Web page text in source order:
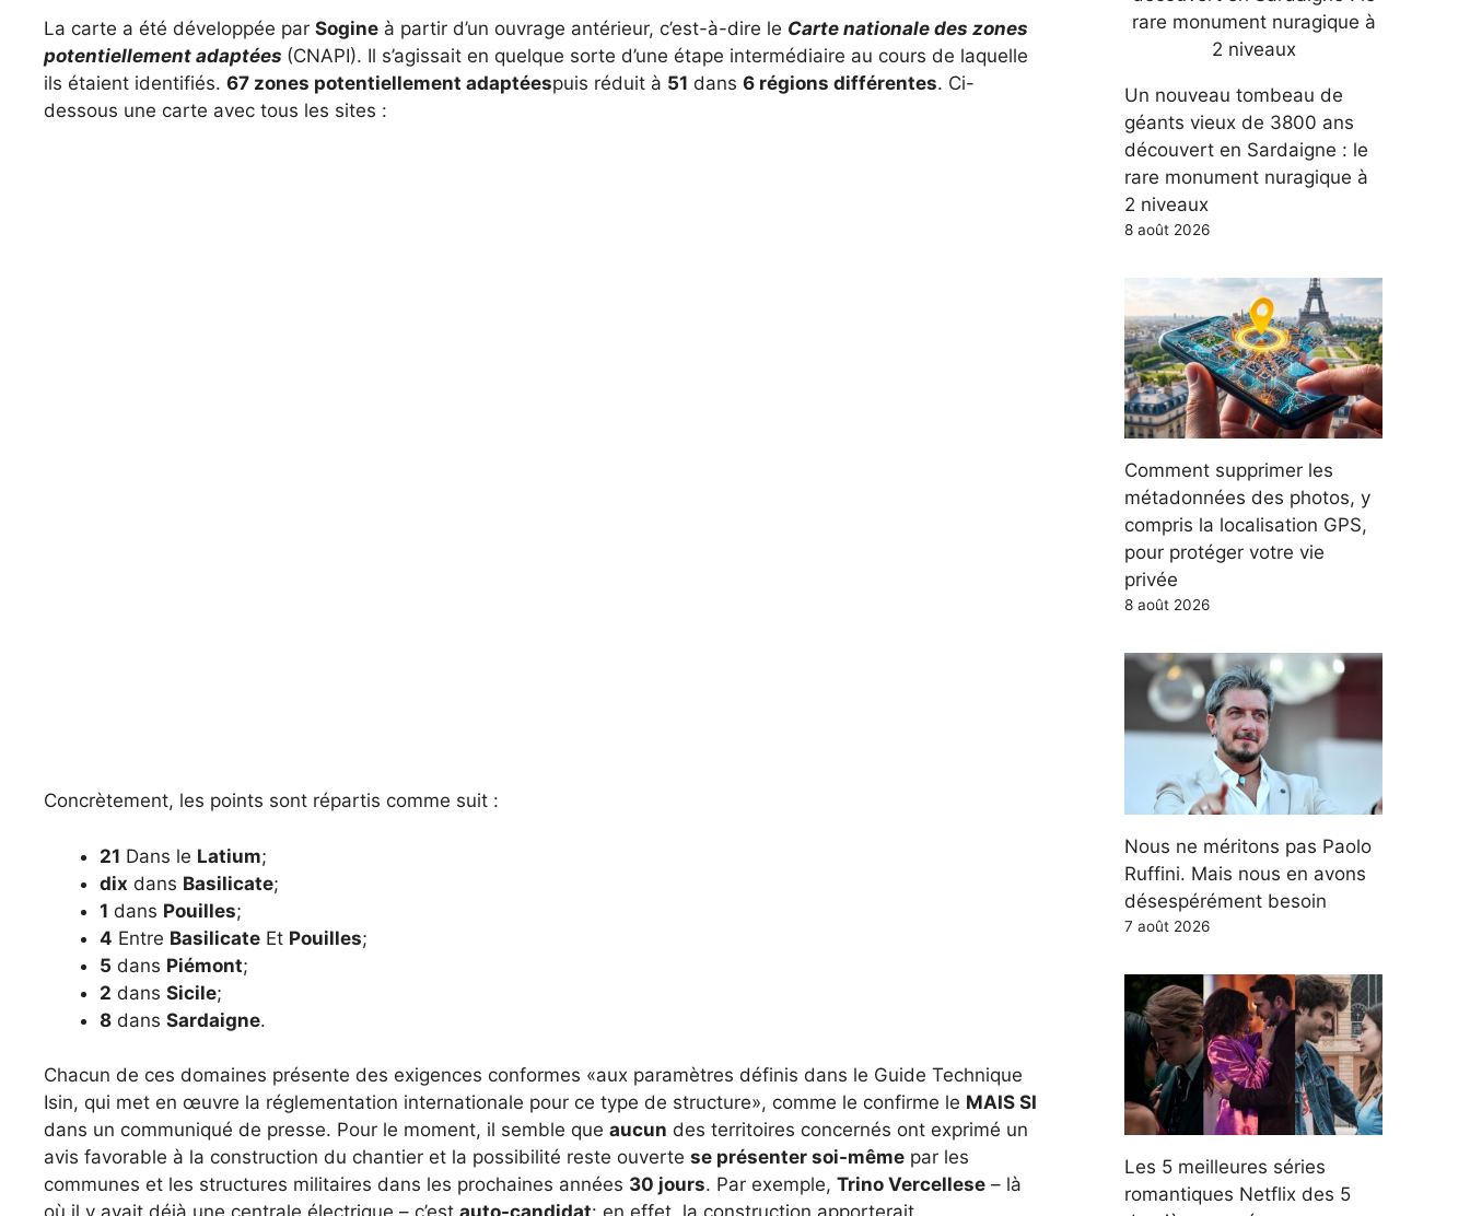
La carte a été développée par Sogine à partir d’un ouvrage antérieur, c’est-à-dire le Carte nationale des zones
potentiellement adaptées (CNAPI). Il s’agissait en quelque sorte d’une étape intermédiaire au cours de laquelle
ils étaient identifiés. 67 zones potentiellement adaptéespuis réduit à 51 dans 6 régions différentes. Ci-
dessous une carte avec tous les sites :
Concrètement, les points sont répartis comme suit :
21 Dans le Latium;
dix dans Basilicate;
1 dans Pouilles;
4 Entre Basilicate Et Pouilles;
5 dans Piémont;
2 dans Sicile;
8 dans Sardaigne.
Chacun de ces domaines présente des exigences conformes «aux paramètres définis dans le Guide Technique
Isin, qui met en œuvre la réglementation internationale pour ce type de structure», comme le confirme le MAIS SI
dans un communiqué de presse. Pour le moment, il semble que aucun des territoires concernés ont exprimé un
avis favorable à la construction du chantier et la possibilité reste ouverte se présenter soi-même par les
communes et les structures militaires dans les prochaines années 30 jours. Par exemple, Trino Vercellese – là
où il y avait déjà une centrale électrique – c’est auto-candidat: en effet, la construction apporterait
Un nouveau tombeau de
géants vieux de 3800 ans
découvert en Sardaigne : le
rare monument nuragique à
2 niveaux
8 août 2026
Comment supprimer les
métadonnées des photos, y
compris la localisation GPS,
pour protéger votre vie
privée
8 août 2026
Nous ne méritons pas Paolo
Ruffini. Mais nous en avons
désespérément besoin
7 août 2026
Les 5 meilleures séries
romantiques Netflix des 5